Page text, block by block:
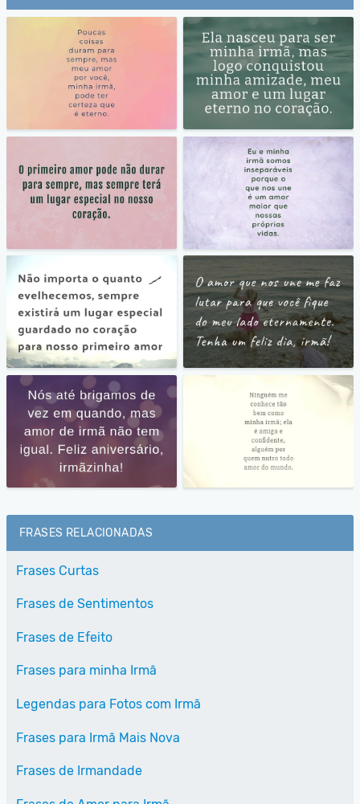
FRASES RELACIONADAS
Frases Curtas
Frases de Sentimentos
Frases de Efeito
Frases para minha Irmã
Legendas para Fotos com Irmã
Frases para Irmã Mais Nova
Frases de Irmandade